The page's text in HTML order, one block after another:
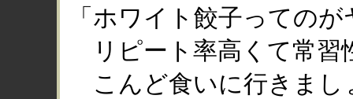
「ホワイト餃子っての
リピート率高くて常習
こんど食いに行きまし